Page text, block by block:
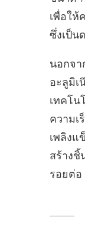
เพื่อให้
ซึ่งเป็
นอกจ
อะลูมิเ
เทคโน
ความเ
เพลิงแ
สร้างชิ้
รอยต่อ